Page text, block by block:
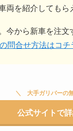
両を紹介してもら
今から新車を注文
問合せ方法はコチ
大手ガリバーの
公式サイトで